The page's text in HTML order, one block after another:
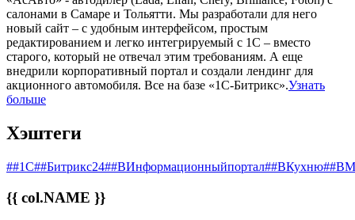
салонами в Самаре и Тольятти. Мы разработали для него
новый сайт – с удобным интерфейсом, простым
редактированием и легко интегрируемый с 1С – вместо
старого, который не отвечал этим требованиям. А еще
внедрили корпоративный портал и создали лендинг для
акционного автомобиля. Все на базе «1С-Битрикс».Узнать
больше
Хэштеги
##1С##Битрикс24##ВИнформационныйпортал##ВКухню
{{ col.NAME }}